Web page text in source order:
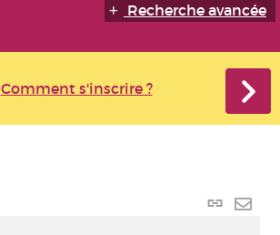
Recherche avancée
Comment s'inscrire ?
Lien